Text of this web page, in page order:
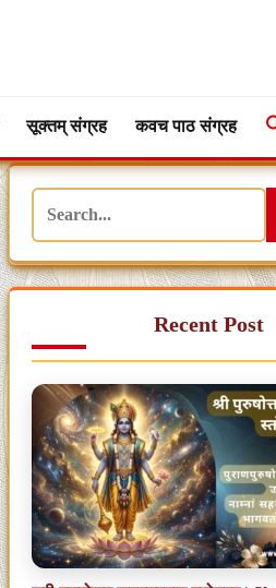
सूक्तम् संग्रह कवच पाठ संग्रह
Recent Post